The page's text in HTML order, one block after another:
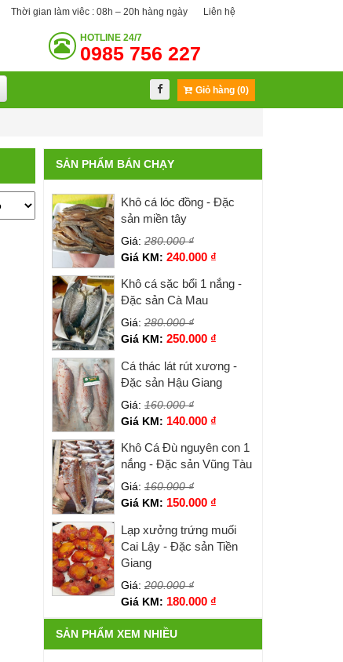
Thời gian làm viêc : 08h – 20h hàng ngày Liên hệ
HOTLINE 24/7
0985 756 227
Giỏ hàng (0)
SẢN PHẨM BÁN CHẠY
Khô cá lóc đồng - Đặc
sản miền tây
Giá: 280.000₫
Giá KM: 240.000 ₫
Khô cá sặc bổi 1 nắng -
Đặc sản Cà Mau
Giá: 280.000₫
Giá KM: 250.000 ₫
Cá thác lát rút xương -
Đặc sản Hậu Giang
Giá: 160.000₫
Giá KM: 140.000 ₫
Khô Cá Đù nguyên con 1
nắng - Đặc sản Vũng Tàu
Giá: 160.000₫
Giá KM: 150.000 ₫
Lạp xưởng trứng muối
Cai Lậy - Đặc sản Tiền
Giang
Giá: 200.000₫
Giá KM: 180.000 ₫
SẢN PHẨM XEM NHIỀU